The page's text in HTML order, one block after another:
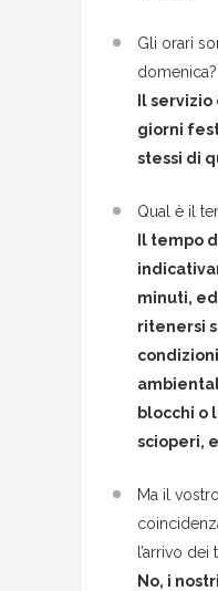
Gli orari
domenica?
Il
giorni
stessi di
Qual è il
Il tempo
minuti,
ritenersi
blocchi o
scioperi,
Ma il
l’arrivo dei
No, i